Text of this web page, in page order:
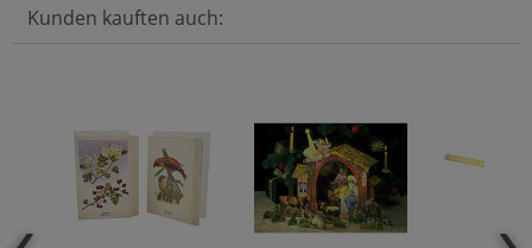
Kunden kauften auch: